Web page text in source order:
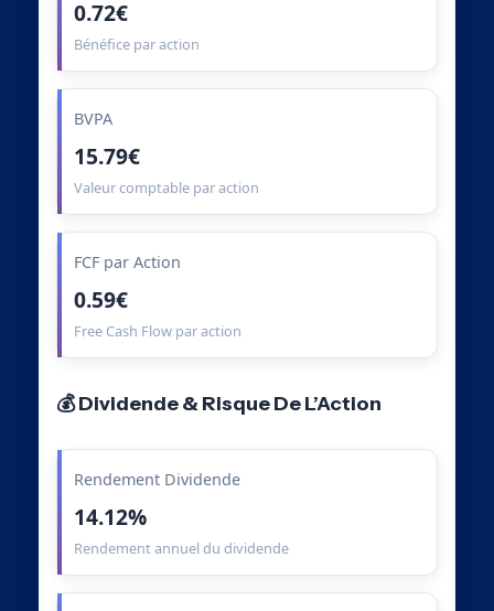
0.72€
Bénéfice par action
BVPA
15.79€
Valeur comptable par action
FCF par Action
0.59€
Free Cash Flow par action
💰 Dividende & Risque De L’Action
Rendement Dividende
14.12%
Rendement annuel du dividende